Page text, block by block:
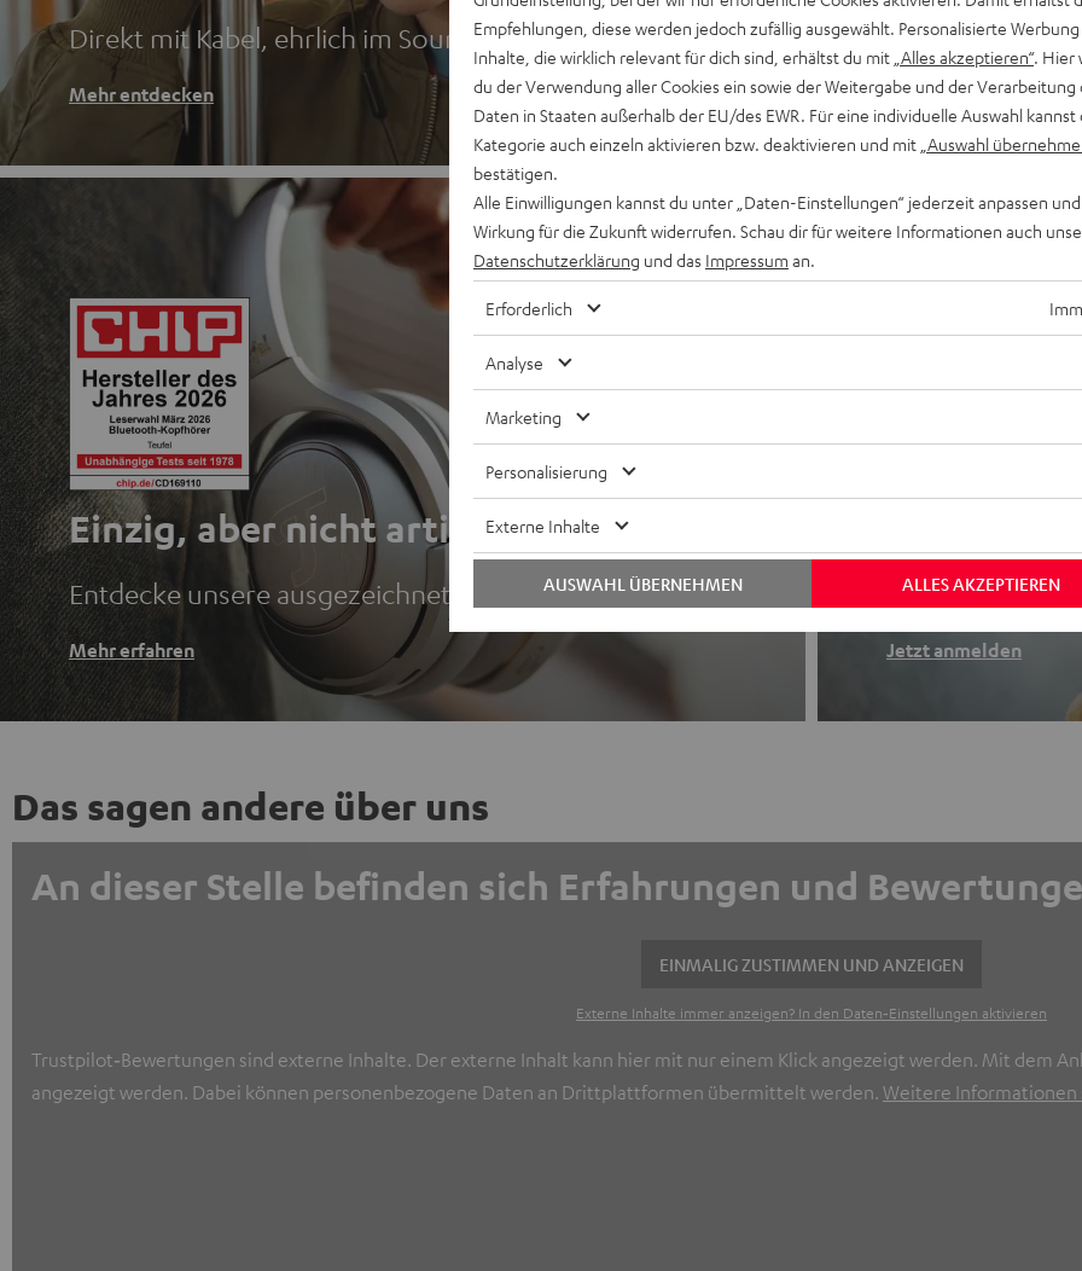
Direkt mit Kabel, ehrlich im Sound
Mehr entdecken
Stil trifft Sound
Mehr entdecken
Einzig, aber nicht artig.
Entdecke unsere ausgezeichneten Bluetooth-Kopfhörer
Mehr erfahren
Newsletter
Finde deinen
Erhalte bis zu
Jetzt anmelden
Das sagen andere über uns
An dieser Stelle befinden sich Erfahrungen und
EINMALIG ZUSTIMMEN UND ANZEIGEN
Externe Inhalte immer anzeigen? In den Daten‑Einstellungen aktivieren
Trustpilot‑Bewertungen sind externe Inhalte. Der externe Inhalt kann hier mit nur einem Klick angezeigt werden. Mit dem
angezeigt werden. Dabei können personenbezogene Daten an Drittplattformen übermittelt werden. Weitere Informationen
Empfehlungen, diese werden jedoch zufällig ausgewählt. Personalisierte
Inhalte, die wirklich relevant für dich sind, erhältst du mit „Alles akzeptieren“. Hier
du der Verwendung aller Cookies ein sowie der Weitergabe und der Verarbeitung
Daten in Staaten außerhalb der EU/des EWR. Für eine individuelle Auswahl kannst
Kategorie auch einzeln aktivieren bzw. deaktivieren und mit „Auswahl
bestätigen.
Alle Einwilligungen kannst du unter „Daten-Einstellungen“ jederzeit anpassen
Wirkung für die Zukunft widerrufen. Schau dir für weitere Informationen auch
Datenschutzerklärung und das Impressum an.
Erforderlich
Analyse
Marketing
Personalisierung
Externe Inhalte
ALLES AKZEPTIEREN
AUSWAHL ÜBERNEHMEN